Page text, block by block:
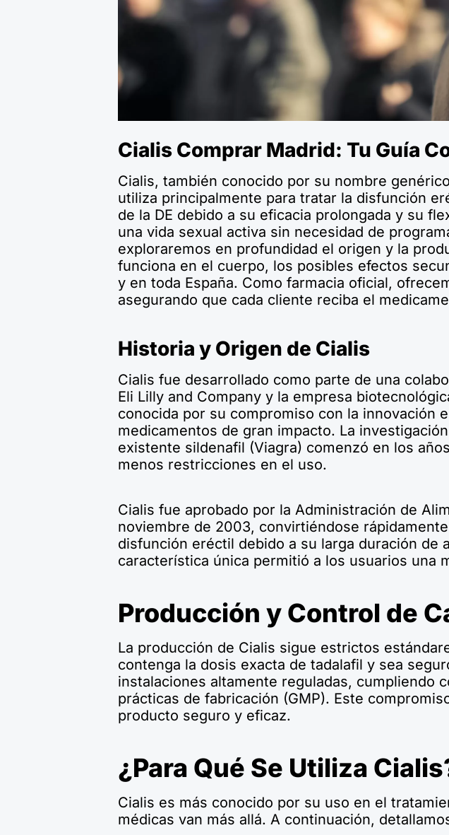
Cialis Comprar Madrid: Tu Guía
Cialis, también conocido por su nombre
utiliza principalmente para tratar la disfunción
de la DE debido a su eficacia prolongada y su
una vida sexual activa sin necesidad de
exploraremos en profundidad el origen y la
funciona en el cuerpo, los posibles efectos
y en toda España. Como farmacia oficial,
asegurando que cada cliente reciba el
Historia y Origen de Cialis
Cialis fue desarrollado como parte de una
Eli Lilly and Company y la empresa
conocida por su compromiso con la innovación
medicamentos de gran impacto. La
existente sildenafil (Viagra) comenzó en los
menos restricciones en el uso.
Cialis fue aprobado por la Administración de
noviembre de 2003, convirtiéndose
disfunción eréctil debido a su larga duración de
característica única permitió a los usuarios una
Producción y Control de
La producción de Cialis sigue estrictos
contenga la dosis exacta de tadalafil y sea
instalaciones altamente reguladas, cumpliendo
prácticas de fabricación (GMP). Este
producto seguro y eficaz.
¿Para Qué Se Utiliza
Cialis es más conocido por su uso en el
médicas van más allá. A continuación,